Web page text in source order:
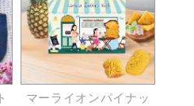
マーライオンパイナッ